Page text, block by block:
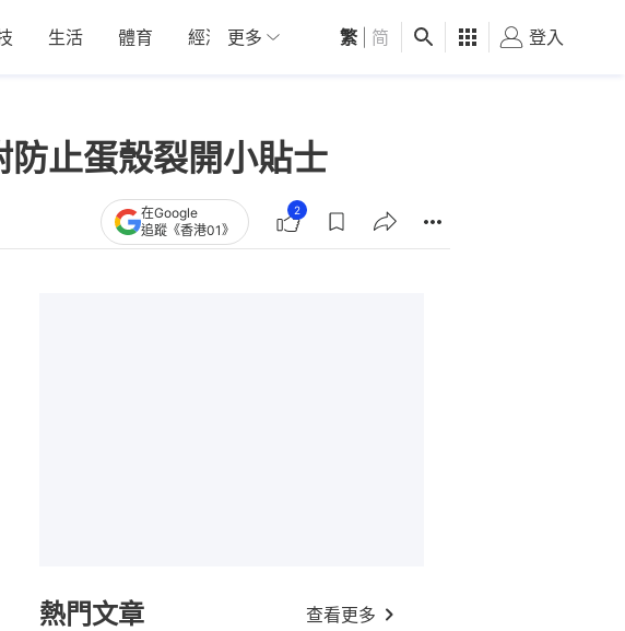
生活 體育 經濟 01深圳 觀點 健康 好食玩飛
更多 繁 简 登入
止蛋殼裂開小貼士
在Google
追蹤《香港01》
2
熱門文章 查看更多